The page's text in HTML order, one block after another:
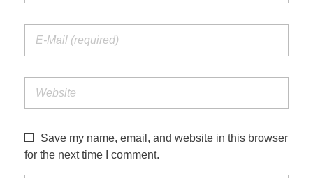
Save my name, email, and website in this browser
for the next time I comment.